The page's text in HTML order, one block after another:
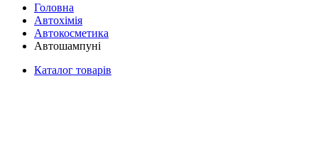
Головна
Автохімія
Автокосметика
Автошампуні
Каталог товарів